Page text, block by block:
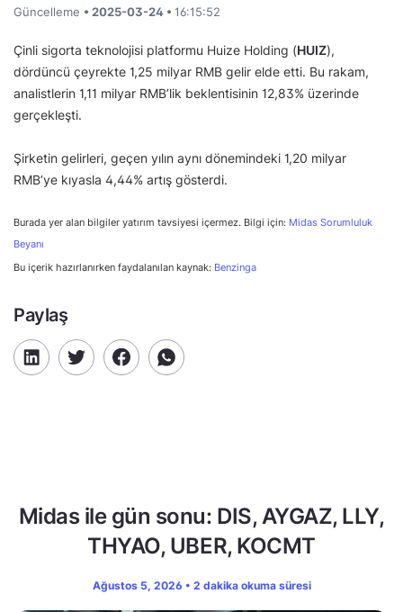
Güncelleme • 2025-03-24 • 16:15:52
Çinli sigorta teknolojisi platformu Huize Holding (HUIZ),
dördüncü çeyrekte 1,25 milyar RMB gelir elde etti. Bu rakam,
analistlerin 1,11 milyar RMB’lik beklentisinin 12,83% üzerinde
gerçekleşti.
Şirketin gelirleri, geçen yılın aynı dönemindeki 1,20 milyar
RMB’ye kıyasla 4,44% artış gösterdi.
Burada yer alan bilgiler yatırım tavsiyesi içermez. Bilgi için: Midas Sorumluluk
Beyanı
Bu içerik hazırlanırken faydalanılan kaynak: Benzinga
Paylaş
Midas ile gün sonu: DIS, AYGAZ, LLY,
THYAO, UBER, KOCMT
Ağustos 5, 2026 • 2 dakika okuma süresi